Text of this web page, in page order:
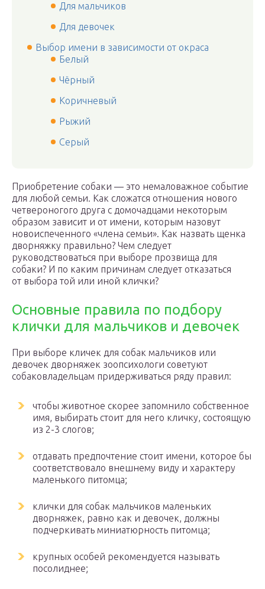
Для мальчиков
Для девочек
Выбор имени в зависимости от окраса
Белый
Чёрный
Коричневый
Рыжий
Серый
Приобретение собаки — это немаловажное событие
для любой семьи. Как сложатся отношения нового
четвероногого друга с домочадцами некоторым
образом зависит и от имени, которым назовут
новоиспеченного «члена семьи». Как назвать щенка
дворняжку правильно? Чем следует
руководствоваться при выборе прозвища для
собаки? И по каким причинам следует отказаться
от выбора той или иной клички?
Основные правила по подбору
клички для мальчиков и девочек
При выборе кличек для собак мальчиков или
девочек дворняжек зоопсихологи советуют
собаковладельцам придерживаться ряду правил:
чтобы животное скорее запомнило собственное
имя, выбирать стоит для него кличку, состоящую
из 2-3 слогов;
отдавать предпочтение стоит имени, которое бы
соответствовало внешнему виду и характеру
маленького питомца;
клички для собак мальчиков маленьких
дворняжек, равно как и девочек, должны
подчеркивать миниатюрность питомца;
крупных особей рекомендуется называть
посолиднее;